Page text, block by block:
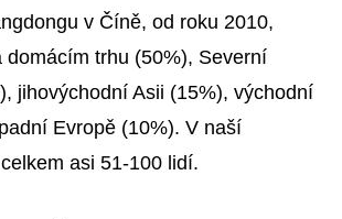
v Číně, od roku 2010,
domácím trhu (50%), Severní
jihovýchodní Asii (15%), východní
Evropě (10%). V naší
asi 51-100 lidí.